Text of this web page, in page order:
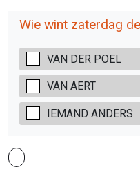
Wie wint zaterdag
VAN DER POEL
VAN AERT
IEMAND ANDERS